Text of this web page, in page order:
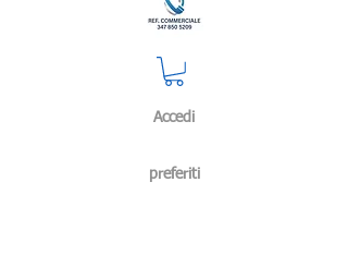
Accedi
preferiti